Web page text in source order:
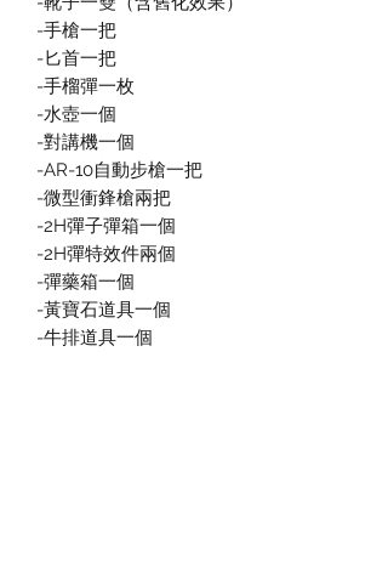
-手槍一把
-匕首一把
-手榴彈一枚
-水壺一個
-對講機一個
-AR-10自動步槍一把
-微型衝鋒槍兩把
-2H彈子彈箱一個
-2H彈特效件兩個
-彈藥箱一個
-黃寶石道具一個
-牛排道具一個